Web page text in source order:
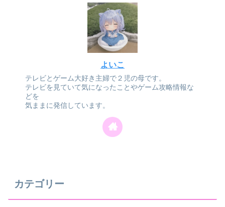
よいこ
テレビとゲーム大好き主婦で２児の母です。
テレビを見ていて気になったことやゲーム攻略情報な
どを
気ままに発信しています。
カテゴリー